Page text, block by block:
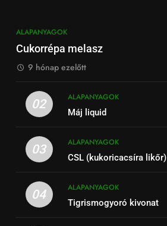
ALAPANYAGOK
Cukorrépa melasz
9 hónap ezelőtt
02
ALAPANYAGOK
Máj liquid
03
ALAPANYAGOK
CSL (kukoricacsíra likőr)
04
ALAPANYAGOK
Tigrismogyoró kivonat